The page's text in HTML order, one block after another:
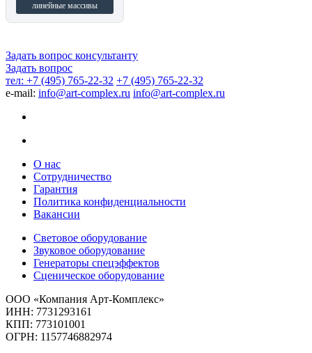
линейные массивы
Задать вопрос консультанту
Задать вопрос
тел: +7 (495) 765-22-32 +7 (495) 765-22-32
e-mail: info@art-complex.ru info@art-complex.ru
О нас
Сотрудничество
Гарантия
Политика конфиденциальности
Вакансии
Световое оборудование
Звуковое оборудование
Генераторы спецэффектов
Сценическое оборудование
ООО «Компания Арт-Комплекс»
ИНН: 7731293161
КПП: 773101001
ОГРН: 1157746882974